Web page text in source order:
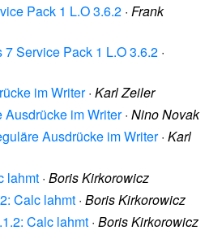
Pack 1 L.O 3.6.2 · Frank
Service Pack 1 L.O 3.6.2 ·
im Writer· Karl Zeiler
Ausdrücke im Writer· Nino Novak
Ausdrücke im Writer· Karl
lahmt · Boris Kirkorowicz
Calc lahmt · Boris Kirkorowicz
Calc lahmt · Boris Kirkorowicz